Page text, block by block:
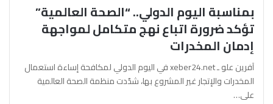
بمناسبة اليوم الدولي.. “الصحة العالمية”
تؤكد ضرورة اتباع نهج متكامل لمواجهة
إدمان المخدرات
آفرين علو ـ xeber24.net في اليوم الدولي لمكافحة إساءة استعمال
المخدرات والإتجار غير المشروع بها، شدّدت منظمة الصحة العالمية
على…